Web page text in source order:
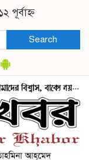
পূর্বাহ্ন
Search